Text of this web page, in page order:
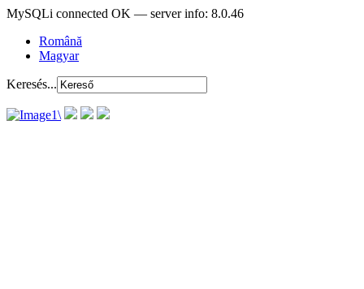
MySQLi connected OK — server info: 8.0.46
Română
Magyar
Keresés...